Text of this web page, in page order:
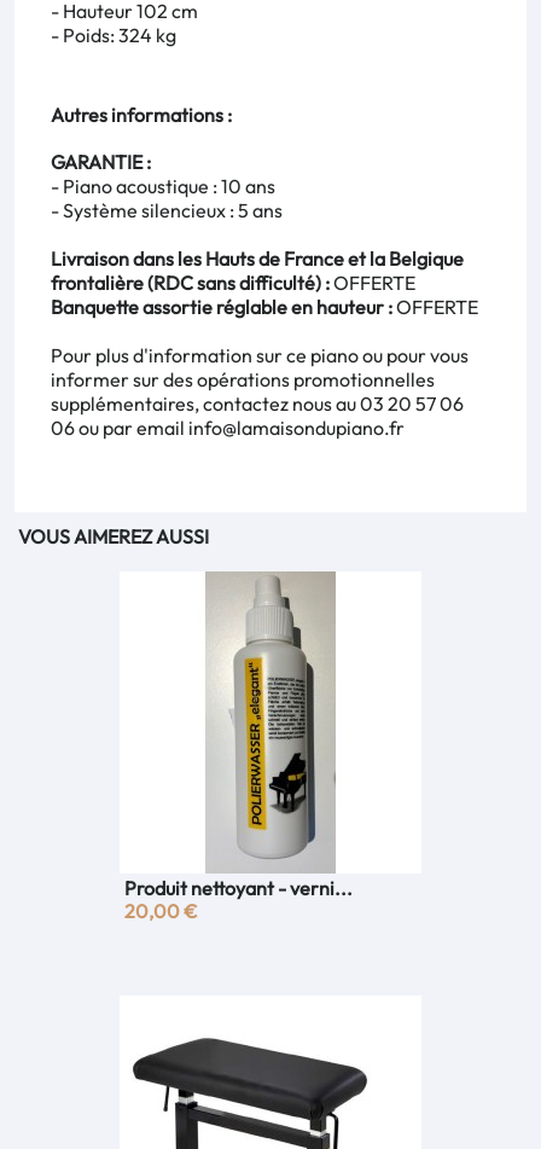
- Hauteur 102 cm
- Poids: 324 kg
Autres informations :
GARANTIE :
- Piano acoustique : 10 ans
- Système silencieux : 5 ans
Livraison dans les Hauts de France et la Belgique
frontalière (RDC sans difficulté) :OFFERTE
Banquette assortie réglable en hauteur :OFFERTE
Pour plus d'information sur ce piano ou pour vous
informer sur des opérations promotionnelles
supplémentaires, contactez nous au 03 20 57 06
06 ou par email info@lamaisondupiano.fr
VOUS AIMEREZ AUSSI
Produit nettoyant - verni...
20,00 €